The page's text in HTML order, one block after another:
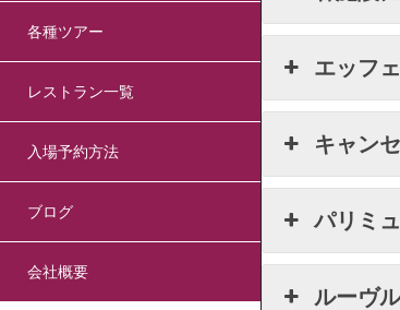
各種ツアー
レストラン一覧
入場予約方法
ブログ
会社概要
エッフ
キャン
パリミ
ルーヴ